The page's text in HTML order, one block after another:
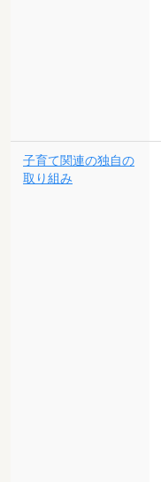
子育て関連の独自の
取り組み